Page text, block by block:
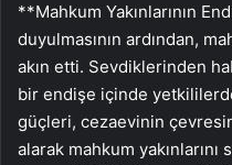
**Mahkum Yakınlarının
duyulmasının ardından,
akın etti. Sevdiklerinden
bir endişe içinde
güçleri, cezaevinin
alarak mahkum